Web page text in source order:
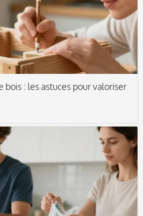
bois : les astuces pour valoriser